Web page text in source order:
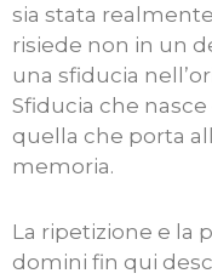
sia stata
risiede non in un
una sfiducia
Sfiducia che
quella che porta
memoria.
La ripetizione e la
domini fin qui